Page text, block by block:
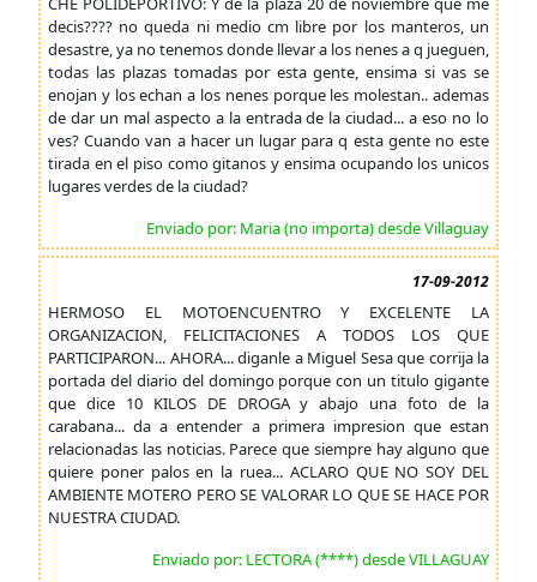
decis???? no queda ni medio cm libre por los manteros, un
desastre, ya no tenemos donde llevar a los nenes a q jueguen,
todas las plazas tomadas por esta gente, ensima si vas se
enojan y los echan a los nenes porque les molestan.. ademas
de dar un mal aspecto a la entrada de la ciudad... a eso no lo
ves? Cuando van a hacer un lugar para q esta gente no este
tirada en el piso como gitanos y ensima ocupando los unicos
lugares verdes de la ciudad?
Enviado por: Maria (no importa) desde Villaguay
17-09-2012
HERMOSO EL MOTOENCUENTRO Y EXCELENTE LA
ORGANIZACION, FELICITACIONES A TODOS LOS QUE
PARTICIPARON... AHORA... diganle a Miguel Sesa que corrija la
portada del diario del domingo porque con un titulo gigante
que dice 10 KILOS DE DROGA y abajo una foto de la
carabana... da a entender a primera impresion que estan
relacionadas las noticias. Parece que siempre hay alguno que
quiere poner palos en la ruea... ACLARO QUE NO SOY DEL
AMBIENTE MOTERO PERO SE VALORAR LO QUE SE HACE POR
NUESTRA CIUDAD.
Enviado por: LECTORA (****) desde VILLAGUAY